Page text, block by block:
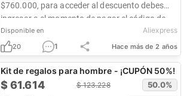
$760.000, para acceder al descuento debes
ingresar a el momento de pagar el código de
descuento 11UALACO30.
Disponible en Aliexpress
20 1 Hace más de 2 años
Kit de regalos para hombre - ¡CUPÓN 50%!
$61.614 $123.228 50.0%